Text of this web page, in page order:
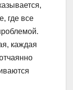
где все
каждая